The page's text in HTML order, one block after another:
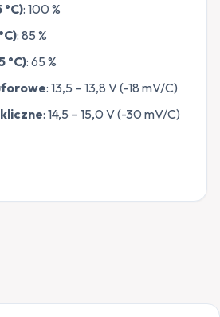
: 100 %
: 85 %
°C): 65 %
: 13,5 – 13,8 V (-18 mV/C)
: 14,5 – 15,0 V (-30 mV/C)